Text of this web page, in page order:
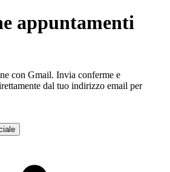
appuntamenti
con Gmail. Invia conferme e
dal tuo indirizzo email per